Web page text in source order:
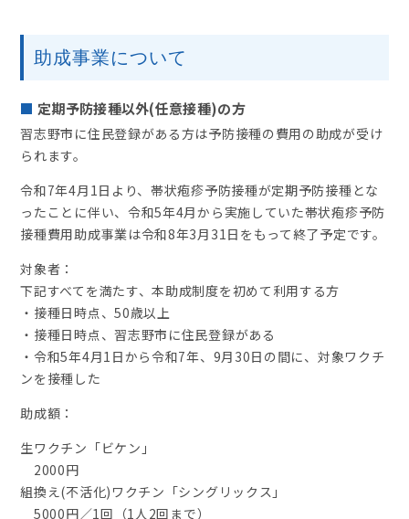
助成事業について
定期予防接種以外(任意接種)の方
習志野市に住民登録がある方は予防接種の費用の助成が受け
られます。
令和7年4月1日より、帯状疱疹予防接種が定期予防接種とな
ったことに伴い、令和5年4月から実施していた帯状疱疹予防
接種費用助成事業は令和8年3月31日をもって終了予定です。
対象者：
下記すべてを満たす、本助成制度を初めて利用する方
・接種日時点、50歳以上
・接種日時点、習志野市に住民登録がある
・令和5年4月1日から令和7年、9月30日の間に、対象ワクチ
ンを接種した
助成額：
生ワクチン「ビケン」
2000円
組換え(不活化)ワクチン「シングリックス」
5000円／1回（1人2回まで）